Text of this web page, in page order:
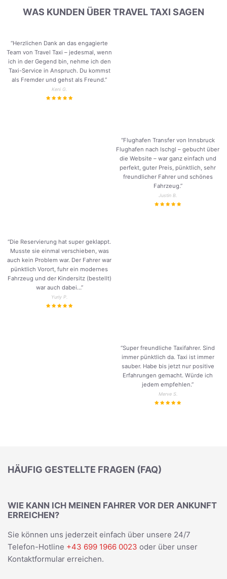
WAS KUNDEN ÜBER TRAVEL TAXI SAGEN
“Herzlichen Dank an das engagierte
Team von Travel Taxi – jedesmal, wenn
ich in der Gegend bin, nehme ich den
Taxi-Service in Anspruch. Du kommst
als Fremder und gehst als Freund.”
Keni G.
“Flughafen Transfer von Innsbruck
Flughafen nach Ischgl – gebucht über
die Website – war ganz einfach und
perfekt, guter Preis, pünktlich, sehr
freundlicher Fahrer und schönes
Fahrzeug.”
Justin B.
“Die Reservierung hat super geklappt.
Musste sie einmal verschieben, was
auch kein Problem war. Der Fahrer war
pünktlich Vorort, fuhr ein modernes
Fahrzeug und der Kindersitz (bestellt)
war auch dabei…”
Yuriy P.
“Super freundliche Taxifahrer. Sind
immer pünktlich da. Taxi ist immer
sauber. Habe bis jetzt nur positive
Erfahrungen gemacht. Würde ich
jedem empfehlen.”
Merve S.
HÄUFIG GESTELLTE FRAGEN (FAQ)
WIE KANN ICH MEINEN FAHRER VOR DER ANKUNFT
ERREICHEN?
Sie können uns jederzeit einfach über unsere 24/7
Telefon-Hotline +43 699 1966 0023 oder über unser
Kontaktformular erreichen.